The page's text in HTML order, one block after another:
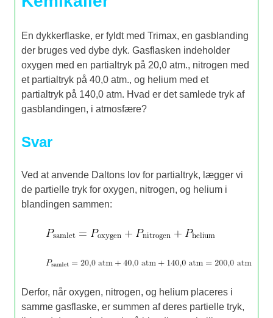
En dykkerflaske, er fyldt med Trimax, en gasblanding
der bruges ved dybe dyk. Gasflasken indeholder
oxygen med en partialtryk på 20,0 atm., nitrogen med
et partialtryk på 40,0 atm., og helium med et
partialtryk på 140,0 atm. Hvad er det samlede tryk af
gasblandingen, i atmosfære?
Svar
Ved at anvende Daltons lov for partialtryk, lægger vi
de partielle tryk for oxygen, nitrogen, og helium i
blandingen sammen:
Derfor, når oxygen, nitrogen, og helium placeres i
samme gasflaske, er summen af deres partielle tryk,